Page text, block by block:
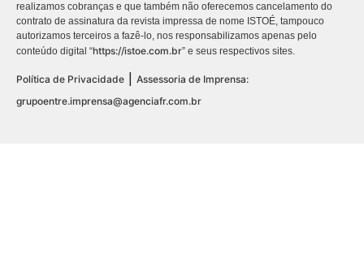
realizamos cobranças e que também não oferecemos cancelamento do
contrato de assinatura da revista impressa de nome ISTOÉ, tampouco
autorizamos terceiros a fazê-lo, nos responsabilizamos apenas pelo
conteúdo digital “https://istoe.com.br” e seus respectivos sites.
Política de Privacidade
Assessoria de Imprensa:
grupoentre.imprensa@agenciafr.com.br